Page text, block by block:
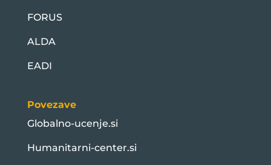
FORUS
ALDA
EADI
Povezave
Globalno-ucenje.si
Humanitarni-center.si